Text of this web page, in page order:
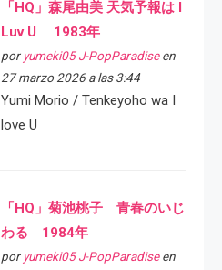
「HQ」森尾由美 天気予報は I
Luv U 1983年
por yumeki05 J-PopParadiseen
27 marzo 2026 a las 3:44
Yumi Morio / Tenkeyoho wa I
love U
「HQ」菊池桃子 青春のいじ
わる 1984年
por yumeki05 J-PopParadiseen